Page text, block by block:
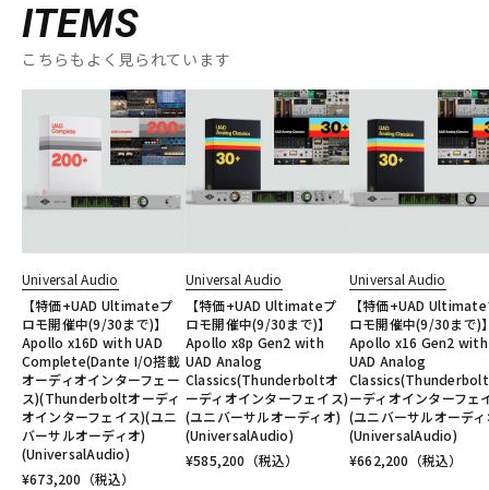
ITEMS
こちらもよく見られています
Universal Audio
【特価+UAD Ultimateプ
ロモ開催中(9/30まで)】
Apollo x16D with UAD
Complete(Dante I/O搭載
オーディオインターフェー
ス)(Thunderboltオーディ
オインターフェイス)(ユニ
バーサルオーディオ)
(UniversalAudio)
¥673,200 （税込）
Universal Audio
【特価+UAD Ultimateプ
ロモ開催中(9/30まで)】
Apollo x8p Gen2 with
UAD Analog
Classics(Thunderboltオ
ーディオインターフェイス)
(ユニバーサルオーディオ)
(UniversalAudio)
¥585,200 （税込）
Universal Audio
【特価+UAD
ロモ開催中(9/30まで)
Apollo x16 Gen2 with
UAD Analog
ーディオインターフェ
(ユニバーサルオーデ
(UniversalAudio)
¥662,200 （税込）